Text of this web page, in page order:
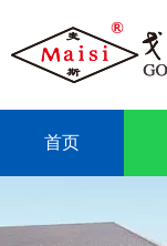
首页